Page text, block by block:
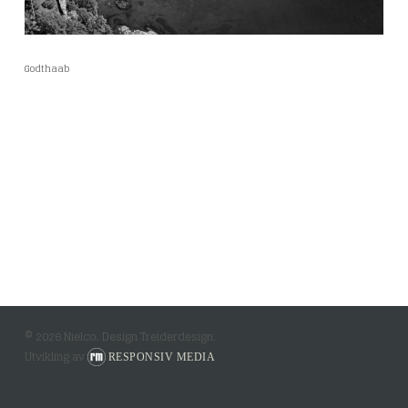
Godthaab
© 2026 Nielco. Design Treiderdesign.
Utvikling av
RESPONSIV MEDIA